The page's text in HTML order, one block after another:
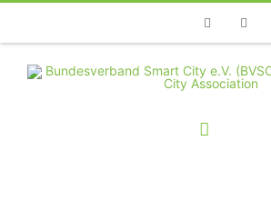
TelefonFacebookTwitter